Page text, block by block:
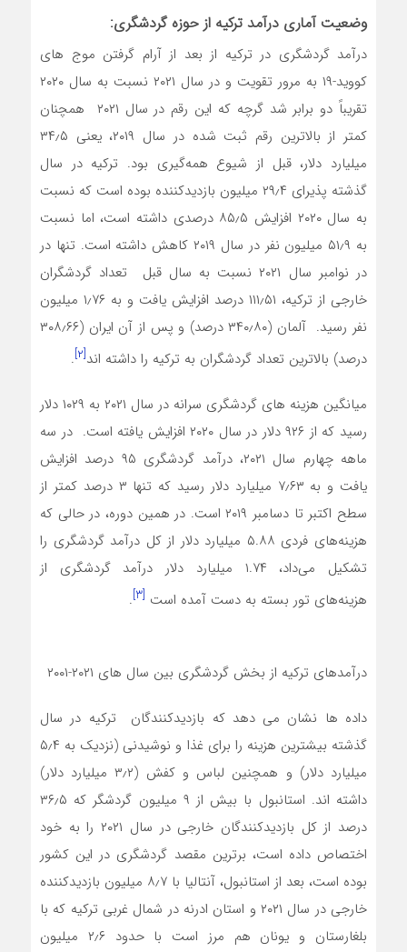
وضعیت آماری درآمد ترکیه از حوزه گردشگری:
درآمد گردشگری در ترکیه از بعد از آرام گرفتن موج های
کووید-۱۹ به مرور تقویت و در سال ۲۰۲۱ نسبت به سال ۲۰۲۰
تقریباً دو برابر شد گرچه که این رقم در سال ۲۰۲۱ همچنان
کمتر از بالاترین رقم ثبت شده در سال ۲۰۱۹، یعنی ۳۴٫۵
میلیارد دلار، قبل از شیوع همه‌گیری بود. ترکیه در سال
گذشته پذیرای ۲۹٫۴ میلیون بازدیدکننده بوده است که نسبت
به سال ۲۰۲۰ افزایش ۸۵٫۵ درصدی داشته است، اما نسبت
به ۵۱٫۹ میلیون نفر در سال ۲۰۱۹ کاهش داشته است. تنها در
در نوامبر سال ۲۰۲۱ نسبت به سال قبل تعداد گردشگران
خارجی از ترکیه، ۱۱۱٫۵۱ درصد افزایش یافت و به ۱٫۷۶ میلیون
نفر رسید. آلمان (۳۴۰٫۸۰ درصد) و پس از آن ایران (۳۰۸٫۶۶
درصد) بالاترین تعداد گردشگران به ترکیه را داشته اند[۲] .
میانگین هزینه ­های گردشگری سرانه در سال ۲۰۲۱ به ۱۰۲۹ دلار
رسید که از ۹۲۶ دلار در سال ۲۰۲۰ افزایش یافته است. در سه
ماهه چهارم سال ۲۰۲۱، درآمد گردشگری ۹۵ درصد افزایش
یافت و به ۷٫۶۳ میلیارد دلار رسید که تنها ۳ درصد کمتر از
سطح اکتبر تا دسامبر ۲۰۱۹ است. در همین دوره، در حالی که
هزینه‌های فردی ۵.۸۸ میلیارد دلار از کل درآمد گردشگری را
تشکیل می‌داد، ۱.۷۴ میلیارد دلار درآمد گردشگری از
هزینه‌های تور بسته به دست آمده است [3]
.
درآمدهای ترکیه از بخش گردشگری بین سال های ۲۰۲۱-۲۰۰۱
داده ها نشان می دهد که بازدیدکنندگان ترکیه در سال
گذشته بیشترین هزینه را برای غذا و نوشیدنی (نزدیک به ۵٫۴
میلیارد دلار) و همچنین لباس و کفش (۳٫۲ میلیارد دلار)
داشته اند. استانبول با بیش از ۹ میلیون گردشگر که ۳۶٫۵
درصد از کل بازدیدکنندگان خارجی در سال ۲۰۲۱ را به خود
اختصاص داده است، برترین مقصد گردشگری در این کشور
بوده است، بعد از استانبول، آنتالیا با ۸٫۷ میلیون بازدیدکننده
خارجی در سال ۲۰۲۱ و استان ادرنه در شمال غربی ترکیه که با
بلغارستان و یونان هم مرز است با حدود ۲٫۶ میلیون